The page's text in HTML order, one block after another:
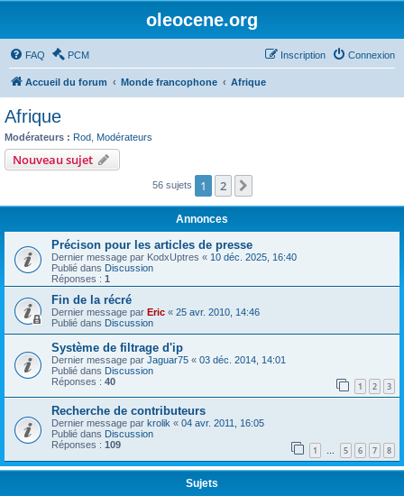
oleocene.org
FAQ PCM Connexion
Inscription
Accueil du forum Monde francophone Afrique
Afrique
Modérateurs : Rod Modérateurs
Nouveau sujet
56 sujets 1 2
Annonces
Précison pour les articles de presse
Dernier message par KodxUptres « 10 déc. 2025, 16:40
Publié dans Discussion
Réponses : 1
Fin de la récré
Dernier message par Eric « 25 avr. 2010, 14:46
Publié dans Discussion
Système de filtrage d'ip
Dernier message par Jaguar75 « 03 déc. 2014, 14:01
Publié dans Discussion
Réponses : 40 1 2 3
Recherche de contributeurs
Dernier message par krolik « 04 avr. 2011, 16:05
Publié dans Discussion
Réponses : 109 1 … 5 6 7 8
Sujets